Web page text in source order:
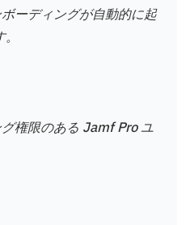
ーディングが自動的に起
権限のある Jamf Pro ユ